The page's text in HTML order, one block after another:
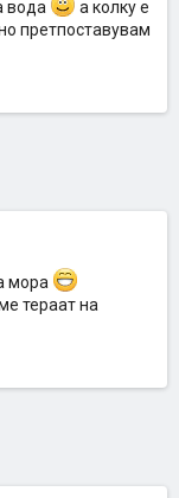
вода
а колку е
претпоставувам
мора
тераат на